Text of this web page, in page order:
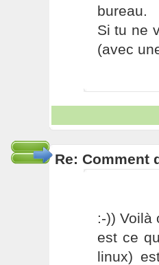
bureau.
Si tu ne
(avec
Re: Comment
:-)) Voilà
est ce
linux)